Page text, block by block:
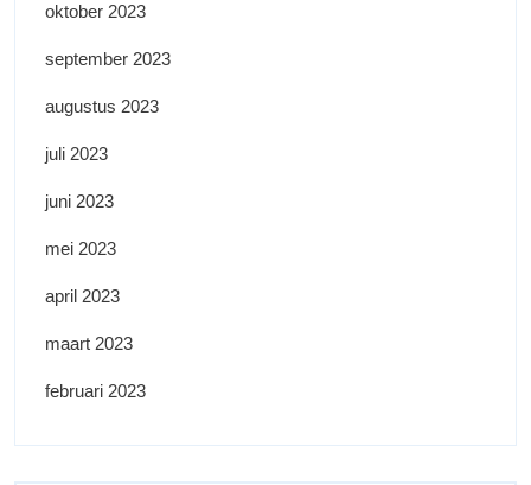
oktober 2023
september 2023
augustus 2023
juli 2023
juni 2023
mei 2023
april 2023
maart 2023
februari 2023